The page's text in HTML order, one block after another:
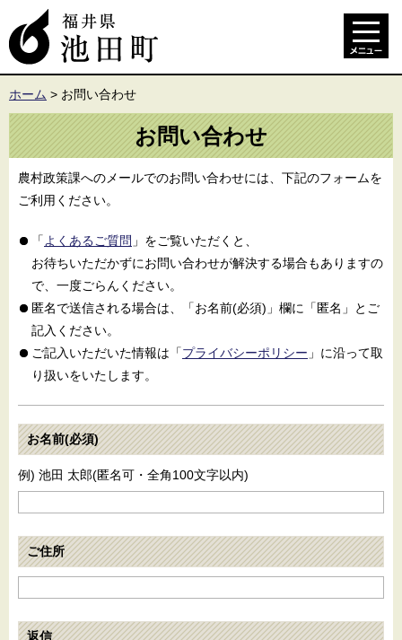
ホーム > お問い合わせ
お問い合わせ
農村政策課へのメールでのお問い合わせには、下記のフォームを
ご利用ください。
「 よくあるご質問 」をご覧いただくと、
お待ちいただかずにお問い合わせが解決する場合もありますの
で、一度ごらんください。
匿名で送信される場合は、「お名前(必須)」欄に「匿名」とご
記入ください。
ご記入いただいた情報は「プライバシーポリシー 」に沿って取
り扱いをいたします。
お名前(必須)
例) 池田 太郎(匿名可・全角100文字以内)
ご住所
返信